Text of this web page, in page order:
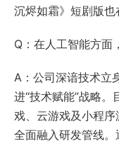
沉烬如霜》 短剧版也
Q：在人工智能方面
A：公司深谙技术立
进“技术赋能”战略
戏、云游戏及小程
全面融入研发管线。